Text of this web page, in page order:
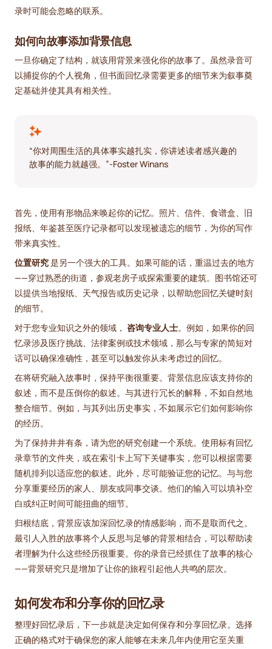
录时可能会忽略的联系。
如何向故事添加背景信息
一旦你确定了结构，就该用背景来强化你的故事了。虽然录音可
以捕捉你的个人视角，但书面回忆录需要更多的细节来为叙事奠
定基础并使其具有相关性。
“你对周围生活的具体事实越扎实，你讲述读者感兴趣的
故事的能力就越强。”-Foster Winans
首先，使用有形物品来唤起你的记忆。照片、信件、食谱盒、旧
报纸、年鉴甚至医疗记录都可以发现被遗忘的细节，为你的写作
带来真实性。
位置研究是另一个强大的工具。如果可能的话，重温过去的地方
——穿过熟悉的街道，参观老房子或探索重要的建筑。图书馆还可
以提供当地报纸、天气报告或历史记录，以帮助您回忆关键时刻
的细节。
对于您专业知识之外的领域， 咨询专业人士。例如，如果你的回
忆录涉及医疗挑战、法律案例或技术领域，那么与专家的简短对
话可以确保准确性，甚至可以触发你从未考虑过的回忆。
在将研究融入故事时，保持平衡很重要。背景信息应该支持你的
叙述，而不是压倒你的叙述。与其进行冗长的解释，不如自然地
整合细节。例如，与其列出历史事实，不如展示它们如何影响你
的经历。
为了保持井井有条，请为您的研究创建一个系统。使用标有回忆
录章节的文件夹，或在索引卡上写下关键事实，您可以根据需要
随机排列以适应您的叙述。此外，尽可能验证您的记忆。与与您
分享重要经历的家人、朋友或同事交谈。他们的输入可以填补空
白或纠正时间可能扭曲的细节。
归根结底，背景应该加深回忆录的情感影响，而不是取而代之。
最引人入胜的故事将个人反思与足够的背景相结合，可以帮助读
者理解为什么这些经历很重要。你的录音已经抓住了故事的核心
——背景研究只是增加了让你的旅程引起他人共鸣的层次。
如何发布和分享你的回忆录
整理好回忆录后，下一步就是决定如何保存和分享回忆录。选择
正确的格式对于确保您的家人能够在未来几年内使用它至关重